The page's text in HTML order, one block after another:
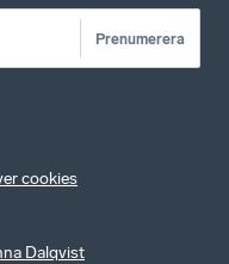
Prenumerera
cookies
Dalqvist